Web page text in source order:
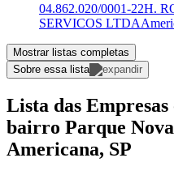
04.862.020/0001-22H.
SERVICOS LTDA
Mostrar listas completas
Sobre essa lista
Lista das
bairro Parque
Americana, SP